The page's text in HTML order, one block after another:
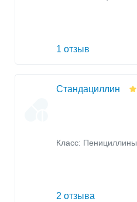
1 отзыв
Стандациллин
Класс: Пенициллины
2 отзыва